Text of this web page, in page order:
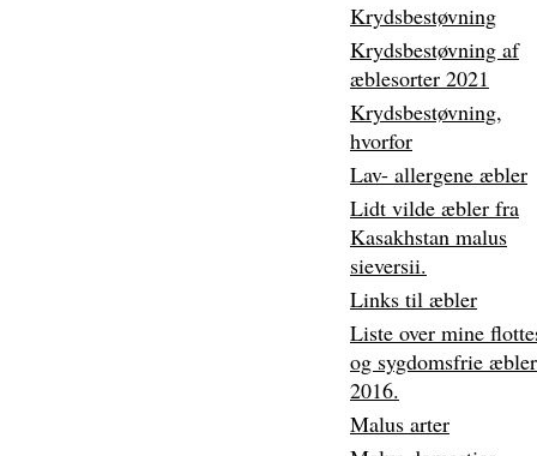
Krydsbestøvning
Krydsbestøvning af
æblesorter 2021
Krydsbestøvning,
hvorfor
Lav- allergene æbler
Lidt vilde æbler fra
Kasakhstan malus
sieversii.
Links til æbler
Liste over mine
og sygdomsfrie æbler
2016.
Malus arter